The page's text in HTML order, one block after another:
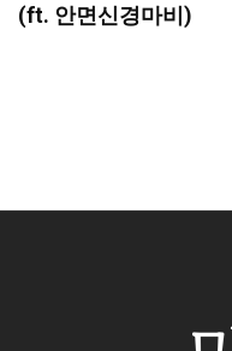
(ft. 안면신경마비)